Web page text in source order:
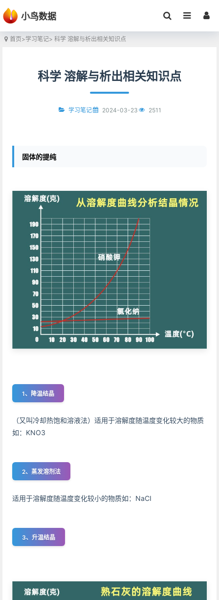
小鸟数据
首页>学习笔记> 科学 溶解与析出相关知识点
科学 溶解与析出相关知识点
学习笔记 2024-03-23 2511
固体的提纯
1、降温结晶
（又叫冷却热饱和溶液法）适用于溶解度随温度变化较大的物质
如：KNO3
2、蒸发溶剂法
适用于溶解度随温度变化较小的物质如：NaCI
3、升温结晶